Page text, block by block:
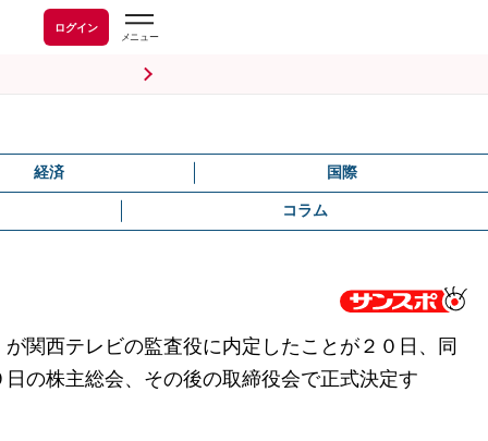
ログイン
経済 国際
コラム
関西テレビの監査役に内定したことが２０日、同
の株主総会、その後の取締役会で正式決定す